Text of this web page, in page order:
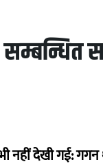
सम्बन्धित
नहीं देखी गई: गगन